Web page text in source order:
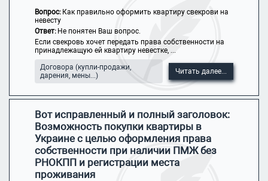
Вопрос: Как правильно оформить квартиру свекрови на
невесту
Ответ: Не понятен Ваш вопрос.
Если свекровь хочет передать права собственности на
принадлежащую ей квартиру невестке, ...
Договора (купли-продажи,
дарения, мены...)
Читать далее...
Вот исправленный и полный заголовок:
Возможность покупки квартиры в
Украине с целью оформления права
собственности при наличии ПМЖ без
РНОКПП и регистрации места
проживания